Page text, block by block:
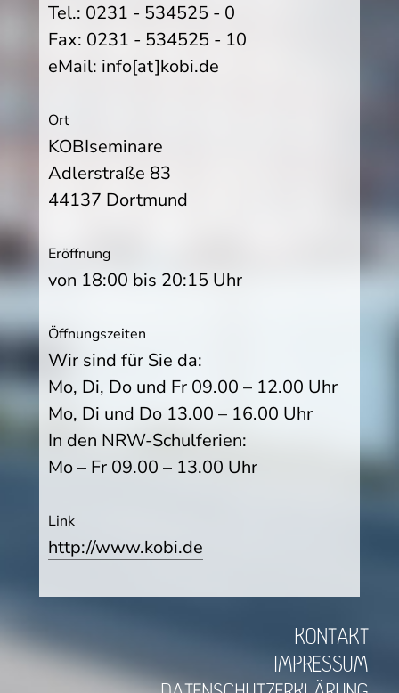
Tel.: 0231 - 534525 - 0
Fax: 0231 - 534525 - 10
eMail: info[at]kobi.de
Ort
KOBIseminare
Adlerstraße 83
44137 Dortmund
Eröffnung
von 18:00 bis 20:15 Uhr
Öffnungszeiten
Wir sind für Sie da:
Mo, Di, Do und Fr 09.00 – 12.00 Uhr
Mo, Di und Do 13.00 – 16.00 Uhr
In den NRW-Schulferien:
Mo – Fr 09.00 – 13.00 Uhr
Link
http://www.kobi.de
KONTAKT
IMPRESSUM